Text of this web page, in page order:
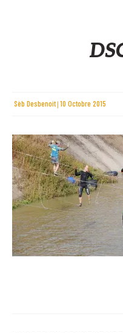
Sèb Desbenoit 10 Octobre 2015